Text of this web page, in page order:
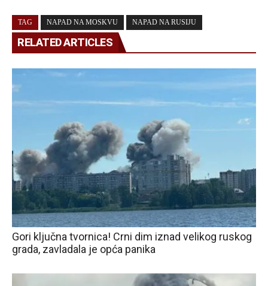
TAG NAPAD NA MOSKVU NAPAD NA RUSIJU
RELATED ARTICLES
Gori ključna tvornica! Crni dim iznad velikog ruskog
grada, zavladala je opća panika